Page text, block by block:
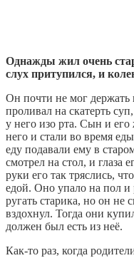
Однажды жил очень
слух притупился, и
Он почти не мог держать
проливал на скатерть
у него изо рта. Сын и
него и стали во время
еду подавали ему в
смотрел на стол, и
руки его так тряслись,
едой. Оно упало на пол и
ругать старика, но он не
вздохнул. Тогда они
должен был есть из неё.
Как-то раз, когда